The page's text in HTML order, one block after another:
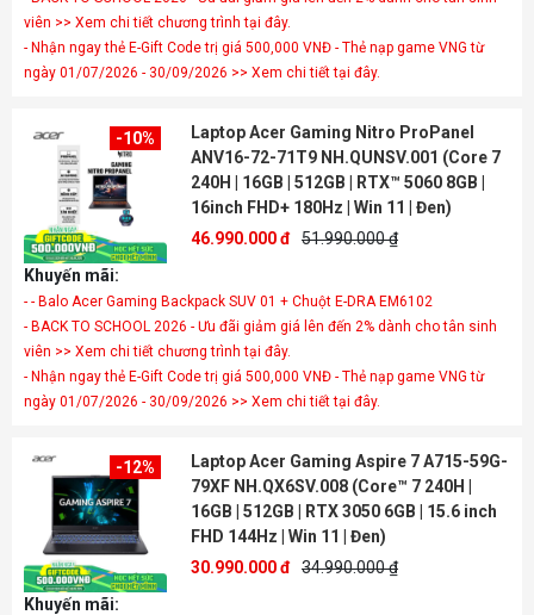
viên >> Xem chi tiết chương trình tại đây.
- Nhận ngay thẻ E-Gift Code trị giá 500,000 VNĐ - Thẻ nạp game VNG từ
ngày 01/07/2026 - 30/09/2026 >> Xem chi tiết tại đây.
-10%
Laptop Acer Gaming Nitro ProPanel
ANV16-72-71T9 NH.QUNSV.001 (Core 7
240H | 16GB | 512GB | RTX™ 5060 8GB |
16inch FHD+ 180Hz | Win 11 | Đen)
46.990.000 đ 51.990.000 ₫
Khuyến mãi:
- - Balo Acer Gaming Backpack SUV 01 + Chuột E-DRA EM6102
- BACK TO SCHOOL 2026 - Ưu đãi giảm giá lên đến 2% dành cho tân sinh
viên >> Xem chi tiết chương trình tại đây.
- Nhận ngay thẻ E-Gift Code trị giá 500,000 VNĐ - Thẻ nạp game VNG từ
ngày 01/07/2026 - 30/09/2026 >> Xem chi tiết tại đây.
-12%
Laptop Acer Gaming Aspire 7 A715-59G-
79XF NH.QX6SV.008 (Core™ 7 240H |
16GB | 512GB | RTX 3050 6GB | 15.6 inch
FHD 144Hz | Win 11 | Đen)
30.990.000 đ 34.990.000 ₫
Khuyến mãi: